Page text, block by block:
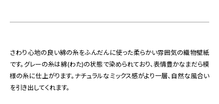
お知らせプライバシーポリシーサイトマップ関連団体リンク集
さわり心地の良い綿の糸をふんだんに使った柔らかい雰囲気の織物壁紙
です。グレーの糸は綿(わた)の状態で染められており、表情豊かなまだら模
様の糸に仕上がります。ナチュラルなミックス感がより一層、自然な風合い
を引き出してくれます。